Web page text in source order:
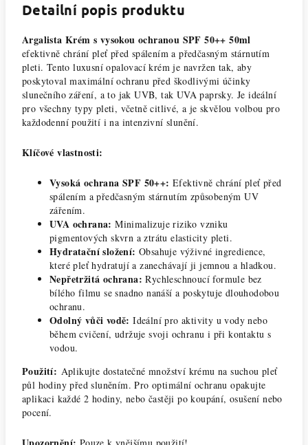
Detailní popis produktu
Argalista Krém s vysokou ochranou SPF 50++ 50ml
efektivně chrání pleť před spálením a předčasným stárnutím
pleti. Tento luxusní opalovací krém je navržen tak, aby
poskytoval maximální ochranu před škodlivými účinky
slunečního záření, a to jak UVB, tak UVA paprsky. Je ideální
pro všechny typy pleti, včetně citlivé, a je skvělou volbou pro
každodenní použití i na intenzivní slunění.
Klíčové vlastnosti:
Vysoká ochrana SPF 50++: Efektivně chrání pleť před
spálením a předčasným stárnutím způsobeným UV
zářením.
UVA ochrana: Minimalizuje riziko vzniku
pigmentových skvrn a ztrátu elasticity pleti.
Hydratační složení: Obsahuje výživné ingredience,
které pleť hydratují a zanechávají ji jemnou a hladkou.
Nepřetržitá ochrana: Rychleschnoucí formule bez
bílého filmu se snadno nanáší a poskytuje dlouhodobou
ochranu.
Odolný vůči vodě: Ideální pro aktivity u vody nebo
během cvičení, udržuje svoji ochranu i při kontaktu s
vodou.
Použití: Aplikujte dostatečné množství krému na suchou pleť
půl hodiny před sluněním. Pro optimální ochranu opakujte
aplikaci každé 2 hodiny, nebo častěji po koupání, osušení nebo
pocení.